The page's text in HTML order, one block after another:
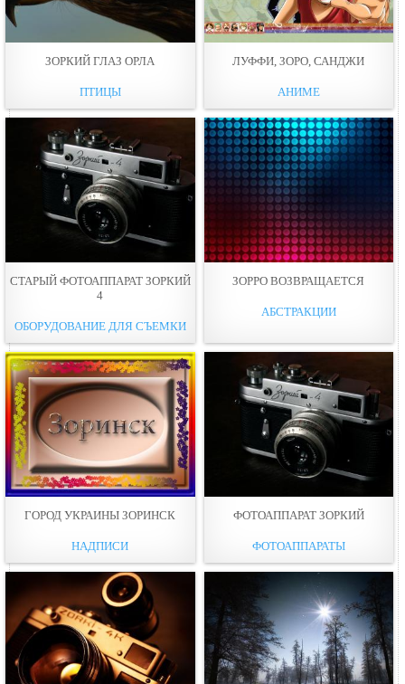
ЗОРКИЙ ГЛАЗ ОРЛА
ПТИЦЫ
ЛУФФИ, ЗОРО, САНДЖИ
АНИМЕ
СТАРЫЙ ФОТОАППАРАТ ЗОРКИЙ
4
ОБОРУДОВАНИЕ ДЛЯ СЪЕМКИ
ЗОРРО ВОЗВРАЩАЕТСЯ
АБСТРАКЦИИ
ГОРОД УКРАИНЫ ЗОРИНСК
НАДПИСИ
ФОТОАППАРАТ ЗОРКИЙ
ФОТОАППАРАТЫ